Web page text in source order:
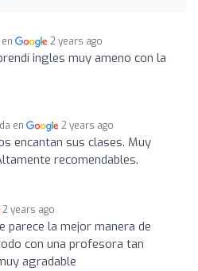
2 years ago
ingles muy ameno con la
en 2 years ago
encantan sus clases. Muy
recomendables.
2 years ago
parece la mejor manera de
con una profesora tan
agradable